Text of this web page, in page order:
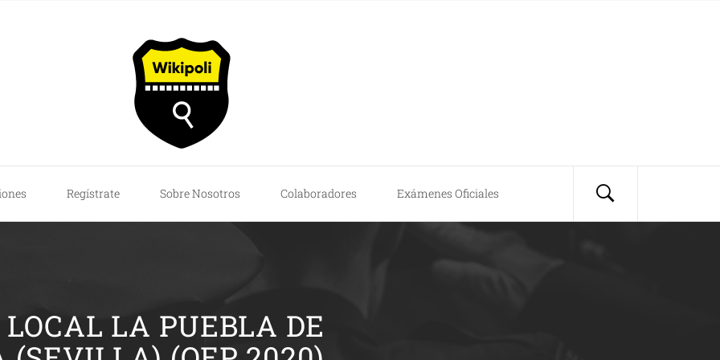
Regístrate Sobre Nosotros Colaboradores Exámenes Oficiales
LA PUEBLA DE